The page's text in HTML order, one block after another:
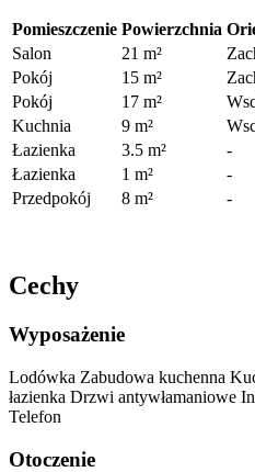
Pomieszczenie Powierzchnia
Salon
21 m²
Pokój
15 m²
Pokój
17 m²
Kuchnia
9 m²
Łazienka
3.5 m²
-
Łazienka
1 m²
-
Przedpokój
8 m² -
Cechy
Wyposażenie
Lodówka Zabudowa kuchenna
łazienka Drzwi antywłamaniowe
Telefon
Otoczenie